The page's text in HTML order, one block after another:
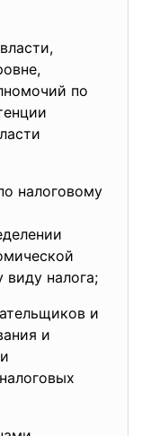
по
налоговому
налога;
и
и